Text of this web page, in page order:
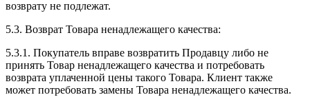
возврату не подлежат.
5.3. Возврат Товара ненадлежащего качества:
5.3.1. Покупатель вправе возвратить Продавцу либо не
принять Товар ненадлежащего качества и потребовать
возврата уплаченной цены такого Товара. Клиент также
может потребовать замены Товара ненадлежащего качества.